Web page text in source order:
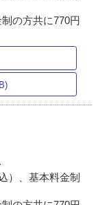
の方共に770円
）、基本料金制